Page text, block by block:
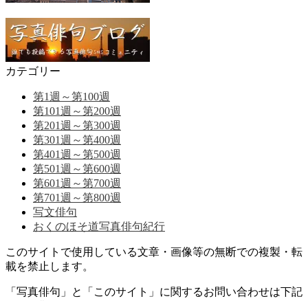
カテゴリー
第1週～第100週
第101週～第200週
第201週～第300週
第301週～第400週
第401週～第500週
第501週～第600週
第601週～第700週
第701週～第800週
写文俳句
おくのほそ道写真俳句紀行
このサイトで使用している文章・画像等の無断での複製・転
載を禁止します。
「写真俳句」と「このサイト」に関するお問い合わせは下記